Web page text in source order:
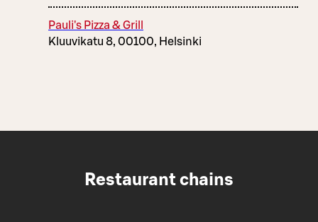
Pauli's Pizza & Grill
Kluuvikatu 8, 00100, Helsinki
Restaurant chains